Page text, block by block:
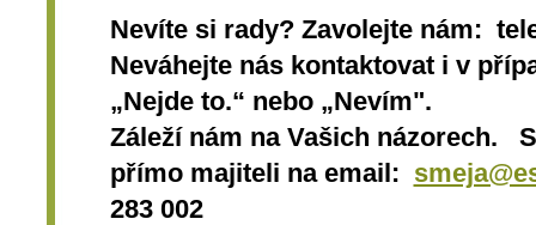
Nevíte si rady? Zavolejte nám:
Neváhejte nás kontaktovat i v
„Nejde to.“ nebo „Nevím".
Záleží nám na Vašich názorech.
přímo majiteli na email:
283 002